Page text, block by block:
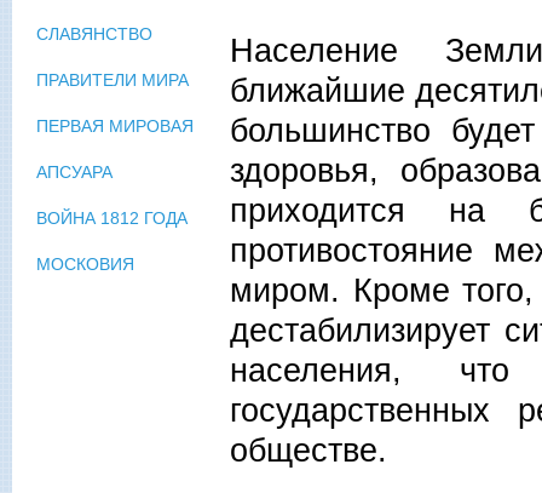
Население
ближайшие
большинство
здоровья,
приходится на
противостояние
миром. Кроме
дестабилизирует
населения,
обществе.
СЛАВЯНСТВО
ПРАВИТЕЛИ МИРА
ПЕРВАЯ МИРОВАЯ
АПСУАРА
ВОЙНА 1812 ГОДА
МОСКОВИЯ